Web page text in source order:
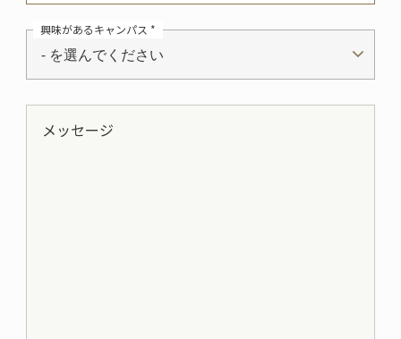
- を選んでください
興味があるキャンパス *
メッセージ